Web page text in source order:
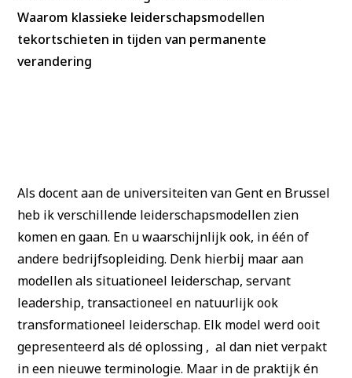
Waarom klassieke leiderschapsmodellen
tekortschieten in tijden van permanente
verandering
Als docent aan de universiteiten van Gent en Brussel
heb ik verschillende leiderschapsmodellen zien
komen en gaan. En u waarschijnlijk ook, in één of
andere bedrijfsopleiding. Denk hierbij maar aan
modellen als situationeel leiderschap, servant
leadership, transactioneel en natuurlijk ook
transformationeel leiderschap. Elk model werd ooit
gepresenteerd als dé oplossing , al dan niet verpakt
in een nieuwe terminologie. Maar in de praktijk én